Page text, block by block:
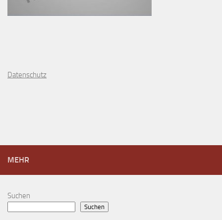
Datenschutz
MEHR
Suchen
Suchen